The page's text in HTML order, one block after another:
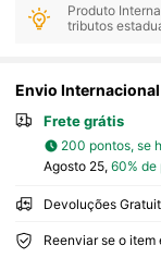
Produto
tributos
Envio Internacional
Frete grátis
200 pontos, se
Agosto 25, 60% de
Devoluções